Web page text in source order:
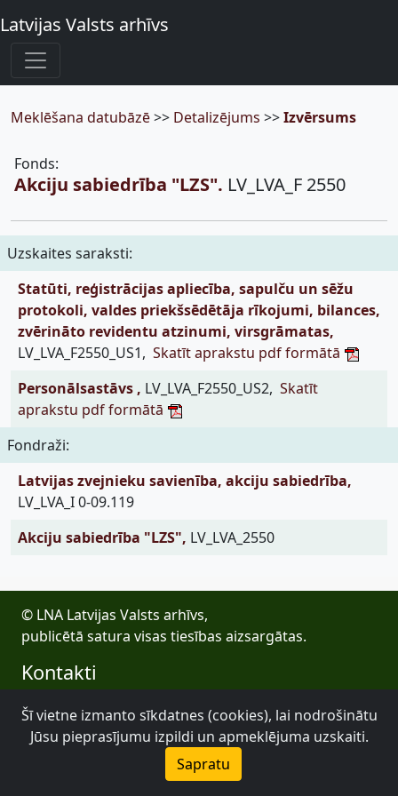
Latvijas Valsts arhīvs
Meklēšana datubāzē>> Detalizējums >>Izvērsums
Fonds:
Akciju sabiedrība "LZS". LV_LVA_F 2550
Uzskaites saraksti:
Statūti, reģistrācijas apliecība, sapulču un sēžu
protokoli, valdes priekšsēdētāja rīkojumi, bilances,
zvērināto revidentu atzinumi, virsgrāmatas,
LV_LVA_F2550_US1, Skatīt aprakstu pdf formātā
Personālsastāvs , LV_LVA_F2550_US2, Skatīt
aprakstu pdf formātā
Fondraži:
Latvijas zvejnieku savienība, akciju sabiedrība,
LV_LVA_I 0-09.119
Akciju sabiedrība "LZS", LV_LVA_2550
© LNA Latvijas Valsts arhīvs,
publicētā satura visas tiesības aizsargātas.
Kontakti
E-pasts: lva@arhivi.gov.lv
Tālrunis: +371 20027447
Bezdelīgu 1A, Rīga
Šī vietne izmanto sīkdatnes (cookies), lai nodrošinātu
Jūsu pieprasījumu izpildi un apmeklējuma uzskaiti.
Sapratu